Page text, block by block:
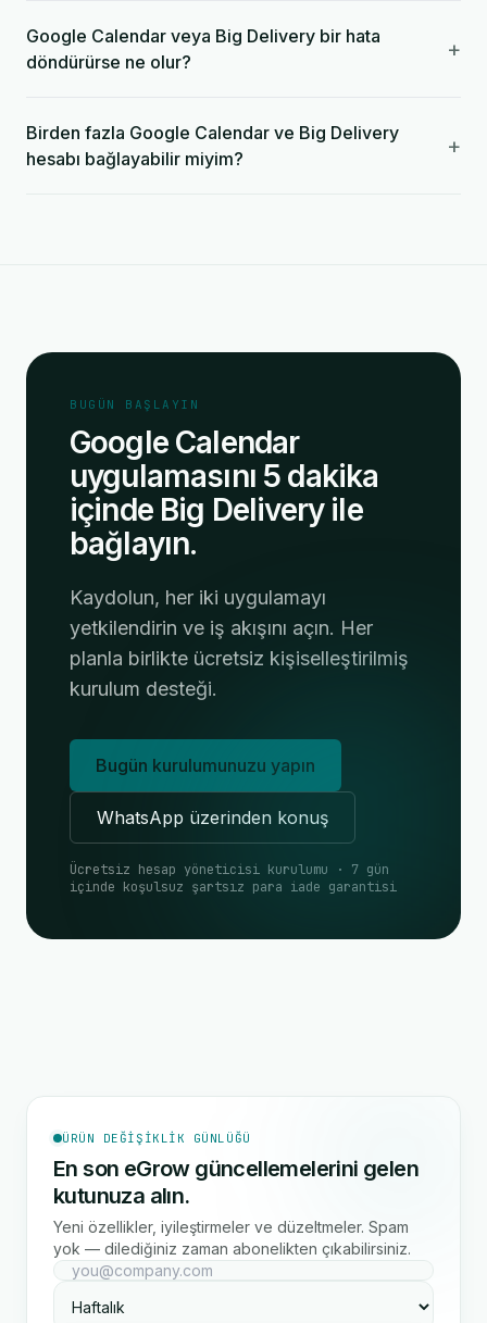
Google Calendar veya Big Delivery bir hata
döndürürse ne olur?
+
Birden fazla Google Calendar ve Big Delivery
hesabı bağlayabilir miyim?
+
BUGÜN BAŞLAYIN
Google Calendar
uygulamasını 5 dakika
içinde Big Delivery ile
bağlayın.
Kaydolun, her iki uygulamayı
yetkilendirin ve iş akışını açın. Her
planla birlikte ücretsiz kişiselleştirilmiş
kurulum desteği.
Bugün kurulumunuzu yapın
WhatsApp üzerinden konuş
Ücretsiz hesap yöneticisi kurulumu · 7 gün
içinde koşulsuz şartsız para iade garantisi
ÜRÜN DEĞIŞIKLIK GÜNLÜĞÜ
En son eGrow güncellemelerini gelen
kutunuza alın.
Yeni özellikler, iyileştirmeler ve düzeltmeler. Spam
yok — dilediğiniz zaman abonelikten çıkabilirsiniz.